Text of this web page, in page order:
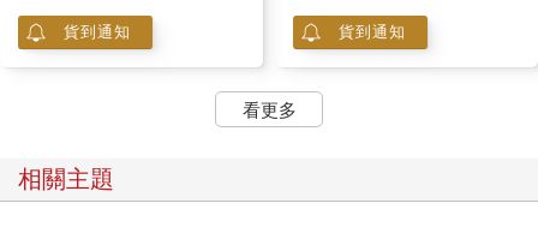
在抓內鬼這個遊戲，規則一開始就說明了只有一個內鬼，所以李
莊天然和李哥大眼瞪小眼，莊天然本就不是能言善道的人，再加
上這個世界問題太多，一時半會說不清。
李哥方才的注意力都集中在學生妹身上，這才第一次正眼瞧莊天
然，他由上而下掃視一遍，目光忽然停在莊天然外套裡的制服，
貨到通知 貨到通知
看更多
相關主題